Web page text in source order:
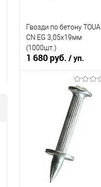
Гвозди по бетону TOUA
CN EG 3,05х19мм
(1000шт.)
1 680 руб. / уп.
В корзину
К сравнению
В избранное
В наличии